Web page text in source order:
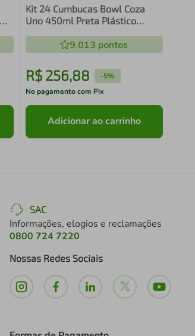
Kit 24 Cumbucas Bowl Coza
Uno 450ml Preta Plástico
9.013 pontos
R$ 256,88 -5%
No pagamento com Pix
Adicionar ao carrinho
SAC
Informações, elogios e reclamações
0800 724 7220
Nossas Redes Sociais